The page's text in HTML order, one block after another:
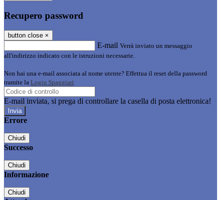
Recupero password
button close ×
E-mail Verrà inviato un messaggio
all'indirizzo indicato con le istruzioni necessarie.
Non hai una e-mail associata al nome utente? Effettua il reset della password
tramite la Login Spaggiari
E-mail inviata, si prega di controllare la casella di posta elettronica!
Errore
Chiudi
Successo
Chiudi
Informazione
Chiudi